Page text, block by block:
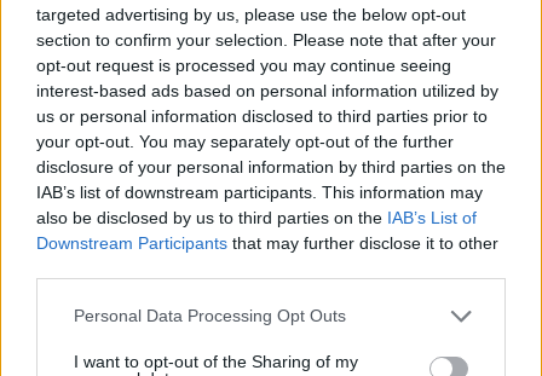
targeted advertising by us, please use the below opt-out
section to confirm your selection. Please note that after your
opt-out request is processed you may continue seeing
interest-based ads based on personal information utilized by
us or personal information disclosed to third parties prior to
your opt-out. You may separately opt-out of the further
disclosure of your personal information by third parties on the
IAB’s list of downstream participants. This information may
also be disclosed by us to third parties on the IAB’s List of
Downstream Participants that may further disclose it to other
Please note that this website/app uses one or more Google
not limited to your visit or usage behaviour. You may click to
Personal Data Processing Opt Outs
I want to opt-out of the Sharing of my
«Πόσα θέλεις για το κορίτσι;»: Τουρίστας στην